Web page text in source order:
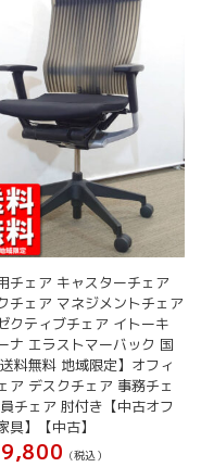
チェア キャスターチェア
チェア マネジメントチェア
クティブチェア イトーキ
ナ エラストマーバック 国
料無料 地域限定】オフィ
ア デスクチェア 事務チェ
チェア 肘付き【中古オフ
具】【中古】
(税込）